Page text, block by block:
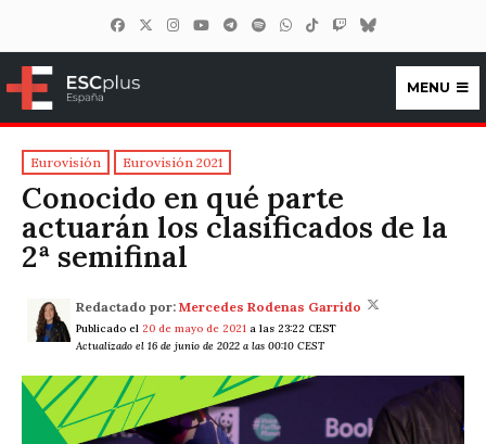
ESCplus España
MENU
Eurovisión Eurovisión 2021
Conocido en qué parte
actuarán los clasificados de la
2ª semifinal
Redactado por: Mercedes Rodenas Garrido
Publicado el 20 de mayo de 2021 a las 23:22 CEST
Actualizado el 16 de junio de 2022 a las 00:10 CEST